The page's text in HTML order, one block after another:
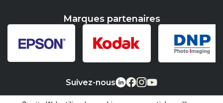
Marques partenaires
Suivez-nous